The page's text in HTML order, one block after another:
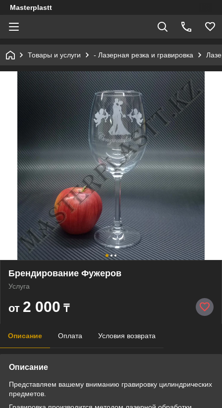
Masterplastt
Товары и услуги - Лазерная резка и гравировка
Брендирование Фужеров
Услуга
от 2 000 ₸
Описание Оплата Условия возврата
Описание
Представляем вашему вниманию гравировку цилиндрических
предметов.